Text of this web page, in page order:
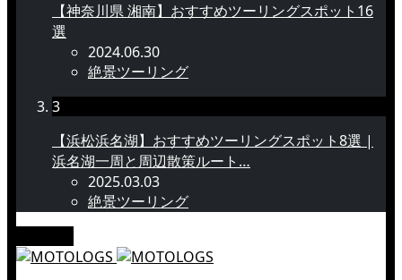
【神奈川県 湘南】おすすめツーリングスポット16
選
2024.06.30
絶景ツーリング
3
【浜松浜名湖】おすすめツーリングスポット8選 |
浜名湖一周と周辺散策ルート…
2025.03.03
絶景ツーリング